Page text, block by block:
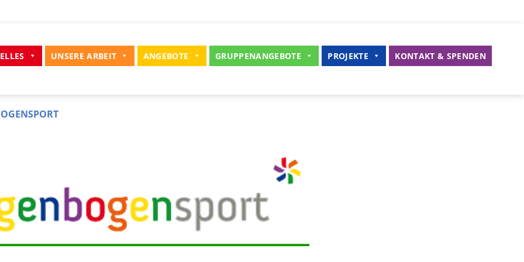
UNSERE ARBEIT ANGEBOTE GRUPPENANGEBOTE PROJEKTE KONTAKT & SPENDEN